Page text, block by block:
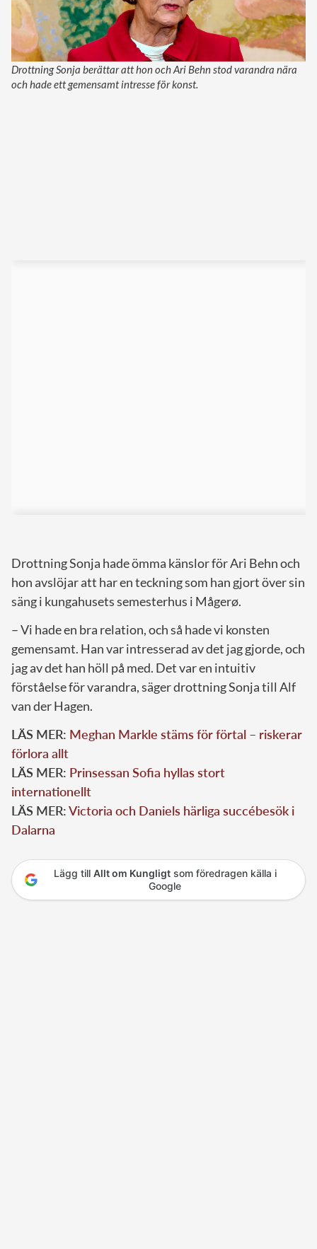
Drottning Sonja berättar att hon och Ari Behn stod varandra nära
och hade ett gemensamt intresse för konst.
Drottning Sonja hade ömma känslor för Ari Behn och
hon avslöjar att har en teckning som han gjort över sin
säng i kungahusets semesterhus i Mågerø.
– Vi hade en bra relation, och så hade vi konsten
gemensamt. Han var intresserad av det jag gjorde, och
jag av det han höll på med. Det var en intuitiv
förståelse för varandra, säger drottning Sonja till Alf
van der Hagen.
LÄS MER: Meghan Markle stäms för förtal – riskerar
förlora allt
LÄS MER: Prinsessan Sofia hyllas stort
internationellt
LÄS MER:Victoria och Daniels härliga succébesök i
Dalarna
Lägg till Allt om Kungligtsom föredragen källa i
Google